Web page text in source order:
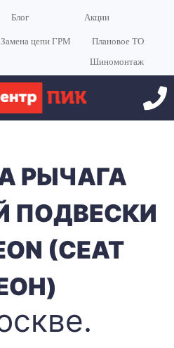
Блог Акции
Замена цепи ГРМ
Плановое ТО
Шиномонтаж
РЫЧАГА
ПОДВЕСКИ
(СЕАТ